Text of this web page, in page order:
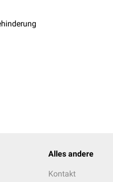
Alles andere
Kontakt